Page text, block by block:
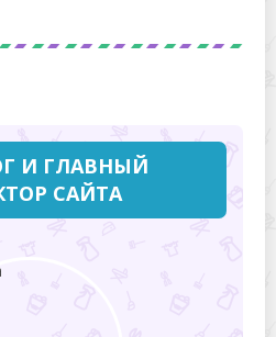
И ГЛАВНЫЙ
САЙТА